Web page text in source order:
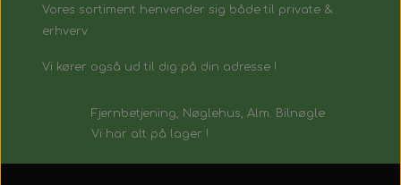
Vores sortiment henvender sig både til private &
erhverv.
Vi kører også ud til dig på din adresse !
Fjernbetjening, Nøglehus, Alm. Bilnøgle
Vi har alt på lager !